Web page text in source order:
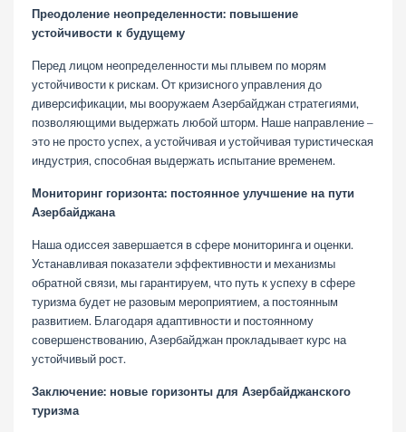
Преодоление неопределенности: повышение
устойчивости к будущему
Перед лицом неопределенности мы плывем по морям
устойчивости к рискам. От кризисного управления до
диверсификации, мы вооружаем Азербайджан стратегиями,
позволяющими выдержать любой шторм. Наше направление –
это не просто успех, а устойчивая и устойчивая туристическая
индустрия, способная выдержать испытание временем.
Мониторинг горизонта: постоянное улучшение на пути
Азербайджана
Наша одиссея завершается в сфере мониторинга и оценки.
Устанавливая показатели эффективности и механизмы
обратной связи, мы гарантируем, что путь к успеху в сфере
туризма будет не разовым мероприятием, а постоянным
развитием. Благодаря адаптивности и постоянному
совершенствованию, Азербайджан прокладывает курс на
устойчивый рост.
Заключение: новые горизонты для Азербайджанского
туризма